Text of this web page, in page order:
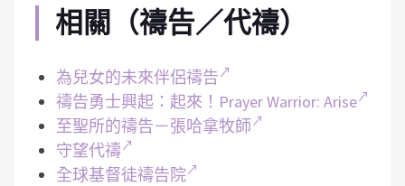
相關（禱告／代禱）
為兒女的未來伴侶禱告
禱告勇士興起：起來！Prayer Warrior: Arise
至聖所的禱告－張哈拿牧師
守望代禱
全球基督徒禱告院